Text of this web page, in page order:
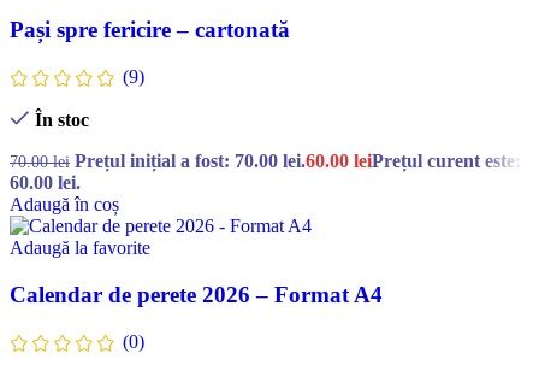
Pași spre fericire – cartonată
(9)
În stoc
70.00lei Prețul inițial a fost: 70.00 lei.60.00 leiPrețul curent este:
60.00 lei.
Adaugă în coș
Adaugă la favorite
Calendar de perete 2026 – Format A4
(0)